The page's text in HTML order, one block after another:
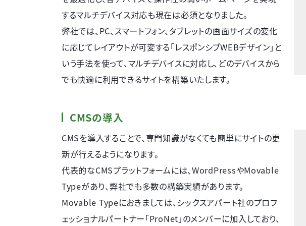
するマルチデバイス対応も現在は必須となりました。
弊社では、PC、スマートフォン、タブレットの画面サイズの変化
に応じてレイアウトが可変する「レスポンシブWEBデザイン」と
いう手法を使って、マルチデバイスに対応し、どのデバイスから
でも快適に利用できるサイトを構築いたします。
CMSの導入
CMSを導入することで、専門知識がなくても簡単にサイトの更
新が行えるようになります。
代表的なCMSプラットフォームには、WordPressやMovable
Typeがあり、弊社でも多数の構築実績があります。
Movable Typeにおきましては、シックスアパート社のプロフ
ェッショナルパートナー「ProNet」のメンバーに加入しており、